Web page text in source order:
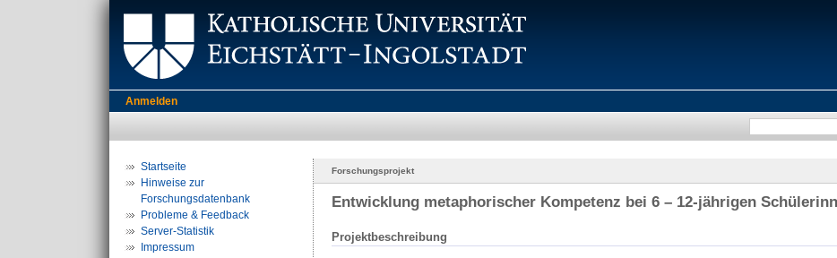
Anmelden
Startseite
Hinweise zur
Forschungsdatenbank
Probleme & Feedback
Server-Statistik
Impressum
Forschungsprojekt
Entwicklung metaphorischer Kompetenz bei 6 – 12-jährigen
Projektbeschreibung